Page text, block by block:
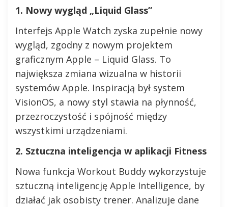
1. Nowy wygląd „Liquid Glass”
Interfejs Apple Watch zyska zupełnie nowy
wygląd, zgodny z nowym projektem
graficznym Apple – Liquid Glass. To
największa zmiana wizualna w historii
systemów Apple. Inspiracją był system
VisionOS, a nowy styl stawia na płynność,
przezroczystość i spójność między
wszystkimi urządzeniami.
2. Sztuczna inteligencja w aplikacji Fitness
Nowa funkcja Workout Buddy wykorzystuje
sztuczną inteligencję Apple Intelligence, by
działać jak osobisty trener. Analizuje dane